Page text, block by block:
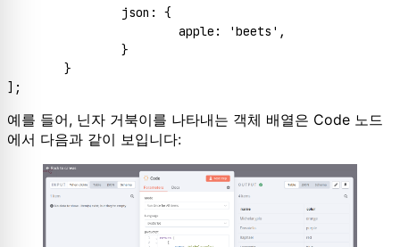
json : {
apple : 'beets' ,
예를 들어, 닌자 거북이를 나타내는 객체 배열은 Code 노드
에서 다음과 같이 보입니다: